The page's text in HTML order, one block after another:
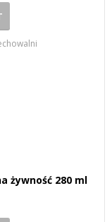
żywność 280 ml